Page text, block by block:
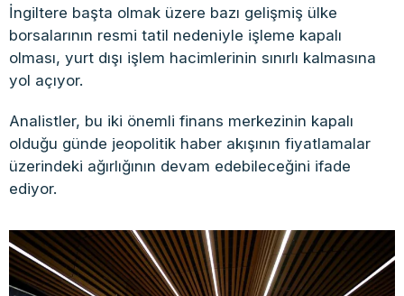
İngiltere başta olmak üzere bazı gelişmiş ülke
borsalarının resmi tatil nedeniyle işleme kapalı
olması, yurt dışı işlem hacimlerinin sınırlı kalmasına
yol açıyor.
Analistler, bu iki önemli finans merkezinin kapalı
olduğu günde jeopolitik haber akışının fiyatlamalar
üzerindeki ağırlığının devam edebileceğini ifade
ediyor.